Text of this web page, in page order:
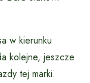
w kierunku
kolejne, jeszcze
tej marki.